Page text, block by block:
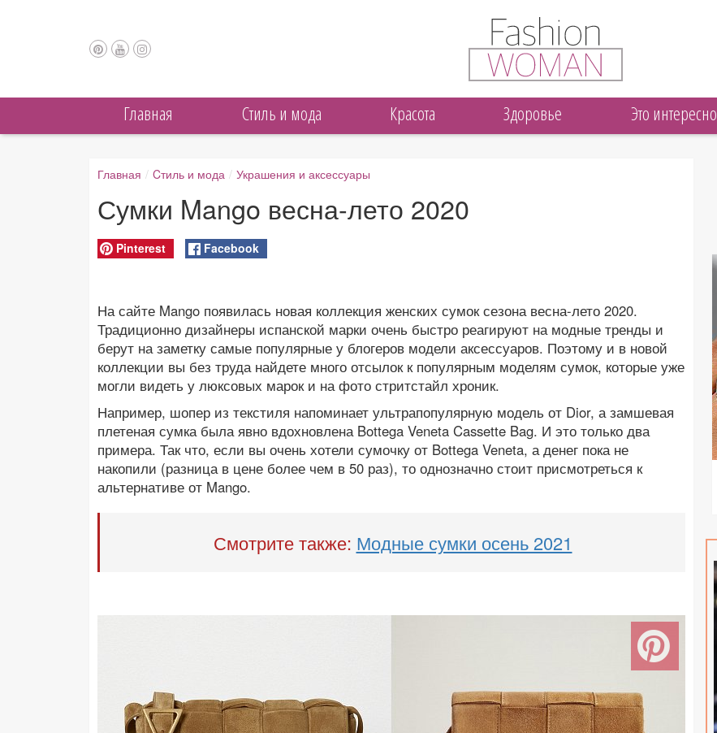
Главная Cтиль и мода Красота Здоровье Это интересно
Главная / Cтиль и мода / Украшения и аксессуары
Сумки Mango весна-лето 2020
Pinterest Facebook
На сайте Mango появилась новая коллекция женских сумок сезона весна-лето 2020.
Традиционно дизайнеры испанской марки очень быстро реагируют на модные тренды и
берут на заметку самые популярные у блогеров модели аксессуаров. Поэтому и в новой
коллекции вы без труда найдете много отсылок к популярным моделям сумок, которые уже
могли видеть у люксовых марок и на фото стритстайл хроник.
Например, шопер из текстиля напоминает ультрапопулярную модель от Dior, а замшевая
плетеная сумка была явно вдохновлена Bottega Veneta Cassette Bag. И это только два
примера. Так что, если вы очень хотели сумочку от Bottega Veneta, а денег пока не
накопили (разница в цене более чем в 50 раз), то однозначно стоит присмотреться к
альтернативе от Mango.
Смотрите также: Модные сумки осень 2021